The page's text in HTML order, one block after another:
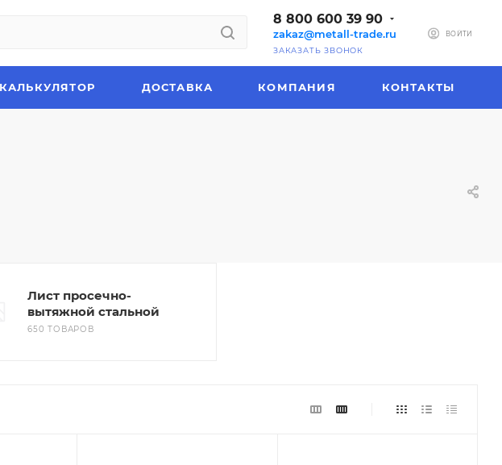
8 800 600 39 90
zakaz@metall-trade.ru
ЗАКАЗАТЬ ЗВОНОК
ВОЙТИ
КАЛЬКУЛЯТОР ДОСТАВКА КОМПАНИЯ КОНТАКТЫ
Лист просечно-
вытяжной стальной
650 ТОВАРОВ